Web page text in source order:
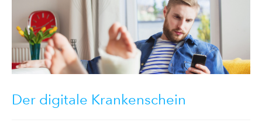
Der digitale Krankenschein